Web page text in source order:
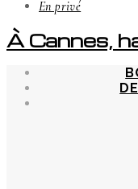
En privé
À Cannes,